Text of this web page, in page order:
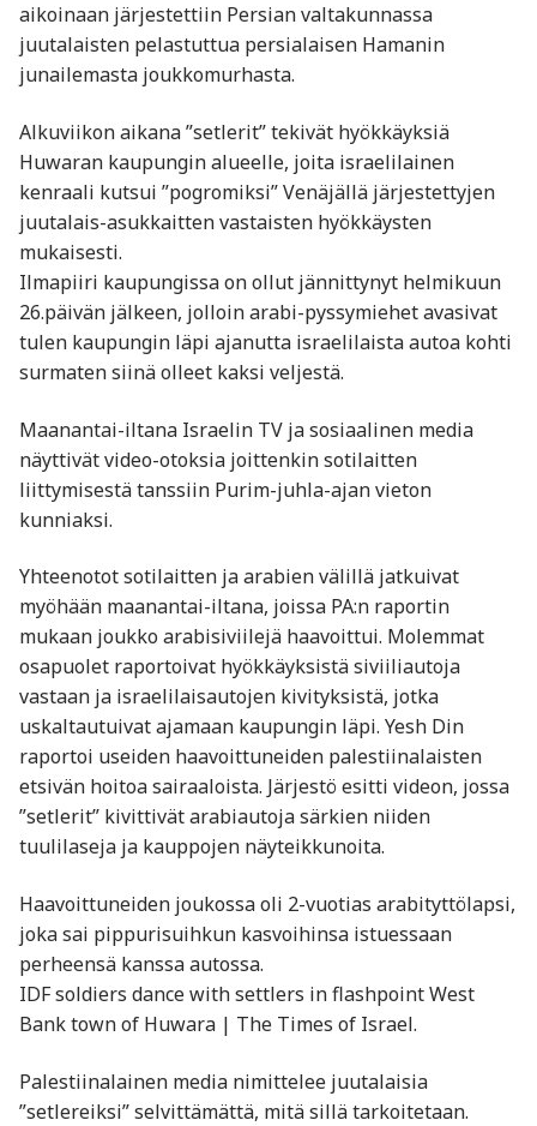
aikoinaan järjestettiin Persian valtakunnassa
juutalaisten pelastuttua persialaisen Hamanin
junailemasta joukkomurhasta.
Alkuviikon aikana ”setlerit” tekivät hyökkäyksiä
Huwaran kaupungin alueelle, joita israelilainen
kenraali kutsui ”pogromiksi” Venäjällä järjestettyjen
juutalais-asukkaitten vastaisten hyökkäysten
mukaisesti.
Ilmapiiri kaupungissa on ollut jännittynyt helmikuun
26.päivän jälkeen, jolloin arabi-pyssymiehet avasivat
tulen kaupungin läpi ajanutta israelilaista autoa kohti
surmaten siinä olleet kaksi veljestä.
Maanantai-iltana Israelin TV ja sosiaalinen media
näyttivät video-otoksia joittenkin sotilaitten
liittymisestä tanssiin Purim-juhla-ajan vieton
kunniaksi.
Yhteenotot sotilaitten ja arabien välillä jatkuivat
myöhään maanantai-iltana, joissa PA:n raportin
mukaan joukko arabisiviilejä haavoittui. Molemmat
osapuolet raportoivat hyökkäyksistä siviiliautoja
vastaan ja israelilaisautojen kivityksistä, jotka
uskaltautuivat ajamaan kaupungin läpi. Yesh Din
raportoi useiden haavoittuneiden palestiinalaisten
etsivän hoitoa sairaaloista. Järjestö esitti videon, jossa
”setlerit” kivittivät arabiautoja särkien niiden
tuulilaseja ja kauppojen näyteikkunoita.
Haavoittuneiden joukossa oli 2-vuotias arabityttölapsi,
joka sai pippurisuihkun kasvoihinsa istuessaan
perheensä kanssa autossa.
IDF soldiers dance with settlers in flashpoint West
Bank town of Huwara | The Times of Israel.
Palestiinalainen media nimittelee juutalaisia
”setlereiksi” selvittämättä, mitä sillä tarkoitetaan.